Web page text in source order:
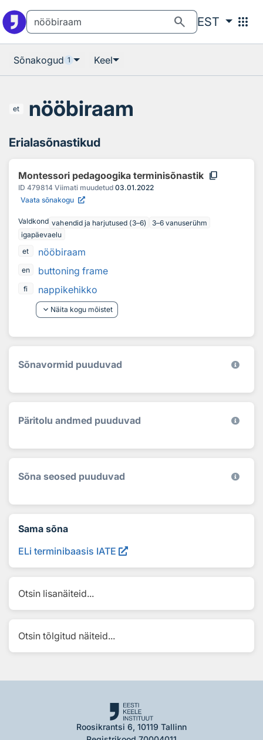
search EST apps
Sõnakogud 1 Keel
et nööbiraam
Erialasõnastikud
Montessori pedagoogika terminisõnastik content_copy
ID 479814 Viimati muudetud 03.01.2022
Vaata sõnakogu
Valdkond vahendid ja harjutused (3–6)
3–6 vanuserühm
igapäevaelu
et
nööbiraam
en buttoning frame
fi
nappikehikko
keyboard_arrow_down Näita kogu mõistet
Sõnavormid puuduvad
Päritolu andmed puuduvad
Sõna seosed puuduvad
Sama sõna
ELi terminibaasis IATE
Otsin lisanäiteid...
Otsin tõlgitud näiteid...
Roosikrantsi 6, 10119 Tallinn